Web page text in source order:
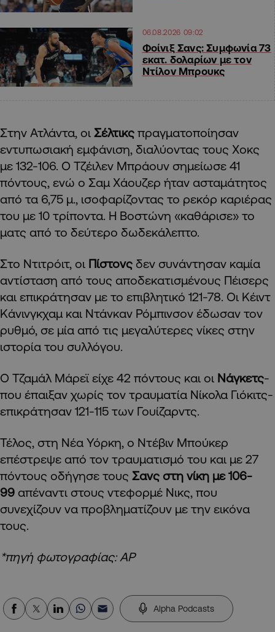
06.08.2026 09:02
Φοίνιξ Σανς: Συμφωνία 73
εκατ. δολαρίων με τον
Ντίλον Μπρουκς
Στην Ατλάντα, οι Σέλτικς πραγματοποίησαν
εντυπωσιακή εμφάνιση, διαλύοντας τους Χοκς
με 132-106. Ο Τζέιλεν Μπράουν σημείωσε 41
πόντους, ενώ ο Σαμ Χάουζερ ήταν ασταμάτητος
από τα 6,75 μ., ισοφαρίζοντας το ρεκόρ καριέρας
του με 10 τρίποντα. Η Βοστώνη «καθάρισε» το
ματς από το δεύτερο δωδεκάλεπτο.
Στο Ντιτρόιτ, οι Πίστονς δεν συνάντησαν καμία
αντίσταση από τους αποδεκατισμένους Πέισερς
και επικράτησαν με το επιβλητικό 121-78. Οι Κέιντ
Κάνινγκχαμ και Ντάνκαν Ρόμπινσον έδωσαν τον
ρυθμό, σε μία από τις μεγαλύτερες νίκες στην
ιστορία του συλλόγου.
Ο Τζαμάλ Μάρεϊ είχε 42 πόντους και οι Νάγκετς-
που έπαιξαν χωρίς τον τραυματία Νίκολα Γιόκιτς-
επικράτησαν 121-115 των Γουίζαρντς.
Τέλος, στη Νέα Υόρκη, ο Ντέβιν Μπούκερ
επέστρεψε από τον τραυματισμό του και με 27
πόντους οδήγησε τους Σανς στη νίκη με 106-
99 απέναντι στους ντεφορμέ Νικς, που
συνεχίζουν να προβληματίζουν με την εικόνα
τους.
*πηγή φωτογραφίας: AP
Alpha Podcasts